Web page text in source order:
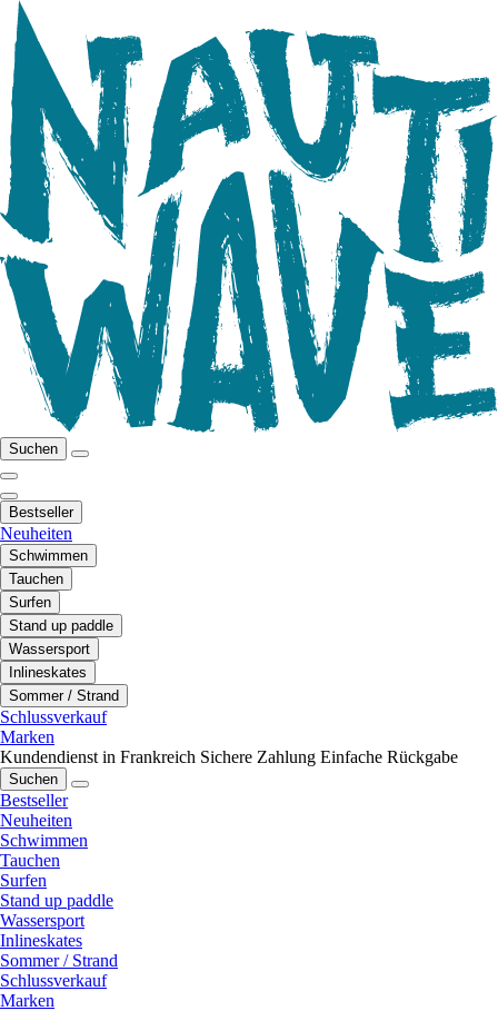
Suchen
Bestseller
Neuheiten
Schwimmen
Tauchen
Surfen
Stand up paddle
Wassersport
Inlineskates
Sommer / Strand
Schlussverkauf
Marken
Kundendienst in Frankreich Sichere Zahlung Einfache Rückgabe
Suchen
Bestseller
Neuheiten
Schwimmen
Tauchen
Surfen
Stand up paddle
Wassersport
Inlineskates
Sommer / Strand
Schlussverkauf
Marken